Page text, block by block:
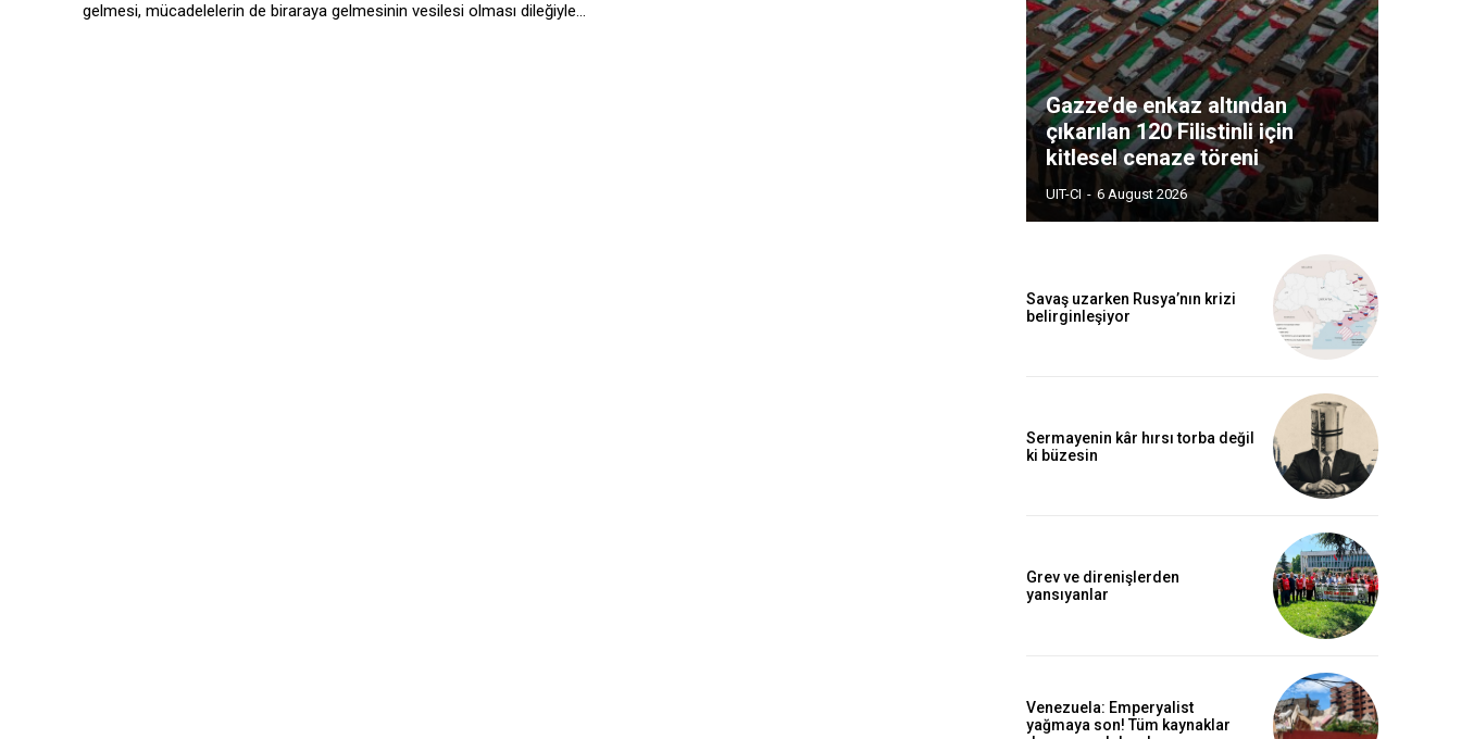
gelmesi, mücadelelerin de biraraya gelmesinin vesilesi olması dileğiyle…
Gazze’de enkaz altından
çıkarılan 120 Filistinli için
kitlesel cenaze töreni
UIT-CI - 6 August 2026
Savaş uzarken Rusya’nın krizi
belirginleşiyor
Sermayenin kâr hırsı torba değil
ki büzesin
Grev ve direnişlerden
yansıyanlar
Venezuela: Emperyalist
yağmaya son! Tüm kaynaklar